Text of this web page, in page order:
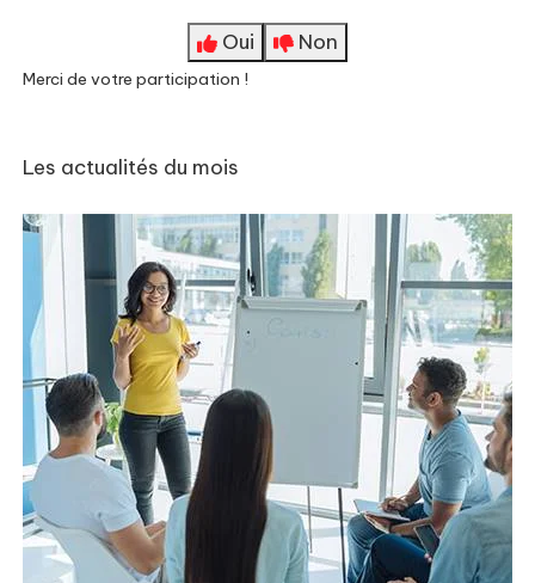
Oui Non
Merci de votre participation !
Les actualités du mois